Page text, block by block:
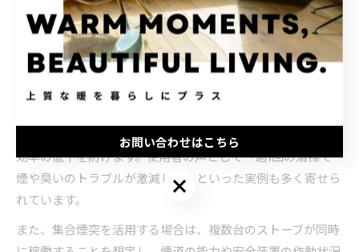
設置時の北海道でのペレットストーブ活用術
北海道で煙突なしペレットストーブを活用するためには、日
常的なメンテナンスと燃料管理がポイントとなります。例え
気口周辺の積雪除去をこまめに行うことで、トラブルや暖房
効率の低下を防げます。使用者の声として「週1回の清掃で
煙や臭いのトラブルが激減した」といった実例も多く寄せら
れています。
また、集合煙突を活用する場合は、複数台のストーブが同時
お問い合わせはこちら
お問い合わせはこちら